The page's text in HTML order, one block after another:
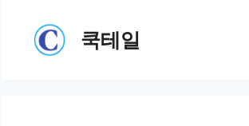
쿡테일